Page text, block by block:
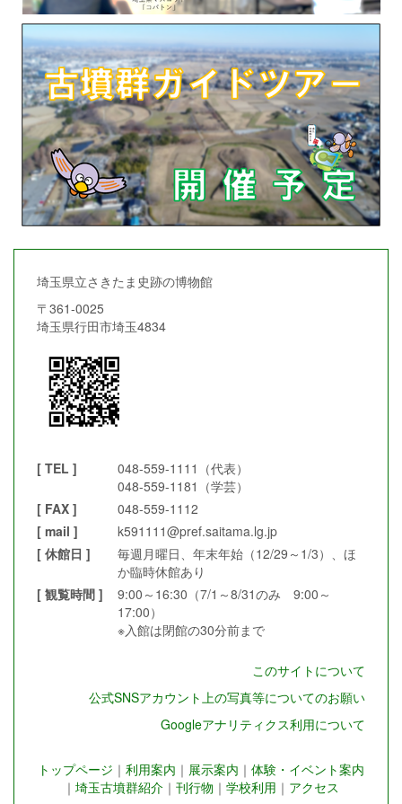
埼玉県立さきたま史跡の博物館
〒361-0025
埼玉県行田市埼玉4834
[ TEL ]
048-559-1111（代表）
048-559-1181（学芸）
[ FAX ]
048-559-1112
[ mail ]
k591111@pref.saitama.lg.jp
[ 休館日 ]
毎週月曜日、年末年始（12/29～1/3）、ほ
か臨時休館あり
[ 観覧時間 ]
9:00～16:30（7/1～8/31のみ 9:00～
17:00）
※入館は閉館の30分前まで
このサイトについて
公式SNSアカウント上の写真等についてのお願い
Googleアナリティクス利用について
トップページ ｜ 利用案内 ｜ 展示案内 ｜ 体験・イベント案内
｜ 埼玉古墳群紹介 ｜ 刊行物 ｜ 学校利用 ｜ アクセス